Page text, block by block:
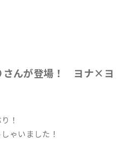
さんが登場！ ヨナ×ヨ
！
ゃいました！